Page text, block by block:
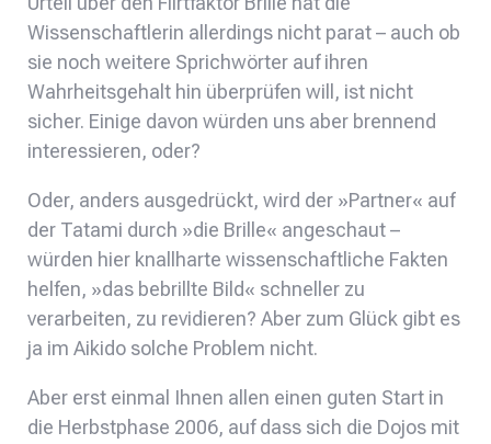
Wissenschaftlerin allerdings nicht parat – auch ob
sie noch weitere Sprichwörter auf ihren
Wahrheitsgehalt hin überprüfen will, ist nicht
sicher. Einige davon würden uns aber brennend
interessieren, oder?
Oder, anders ausgedrückt, wird der »Partner« auf
der Tatami durch »die Brille« angeschaut –
würden hier knallharte wissenschaftliche Fakten
helfen, »das bebrillte Bild« schneller zu
verarbeiten, zu revidieren? Aber zum Glück gibt es
ja im Aikido solche Problem nicht.
Aber erst einmal Ihnen allen einen guten Start in
die Herbstphase 2006, auf dass sich die Dojos mit